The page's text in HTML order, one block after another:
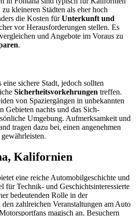
kleineren Städten als eher hoch
die Kosten fürUnterkunft und
vor Herausforderungen stellen. Es
und Angebote im Voraus zu
.
sichere Stadt, jedoch sollten
Sicherheitsvorkehrungen treffen.
von Spaziergängen in unbekannten
Gebieten nachts und das Sich-
Umgebung. Aufmerksamkeit und
tragen dazu bei, einen angenehmen
Kalifornien
eine reiche Automobilgeschichte und
für Technik- und Geschichtsinteressierte
bedeutenden Rolle in der
zahlreichen Veranstaltungen am Auto
magisch an. Besuchern